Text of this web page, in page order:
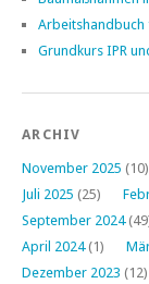
Grundkurs IPR
ARCHIV
November 2025 (10)
Juli 2025 (25)
September 2024
April 2024(1)
Dezember 2023 (12)